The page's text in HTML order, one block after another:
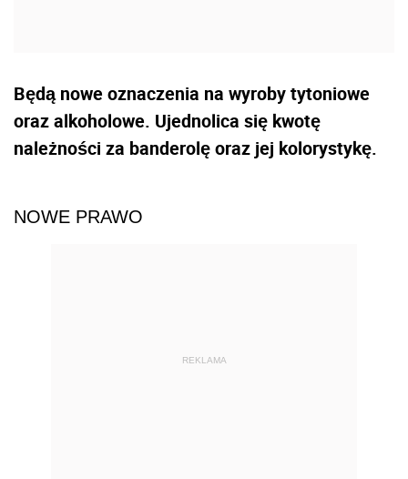
Będą nowe oznaczenia na wyroby tytoniowe
oraz alkoholowe. Ujednolica się kwotę
należności za banderolę oraz jej kolorystykę.
NOWE PRAWO
REKLAMA